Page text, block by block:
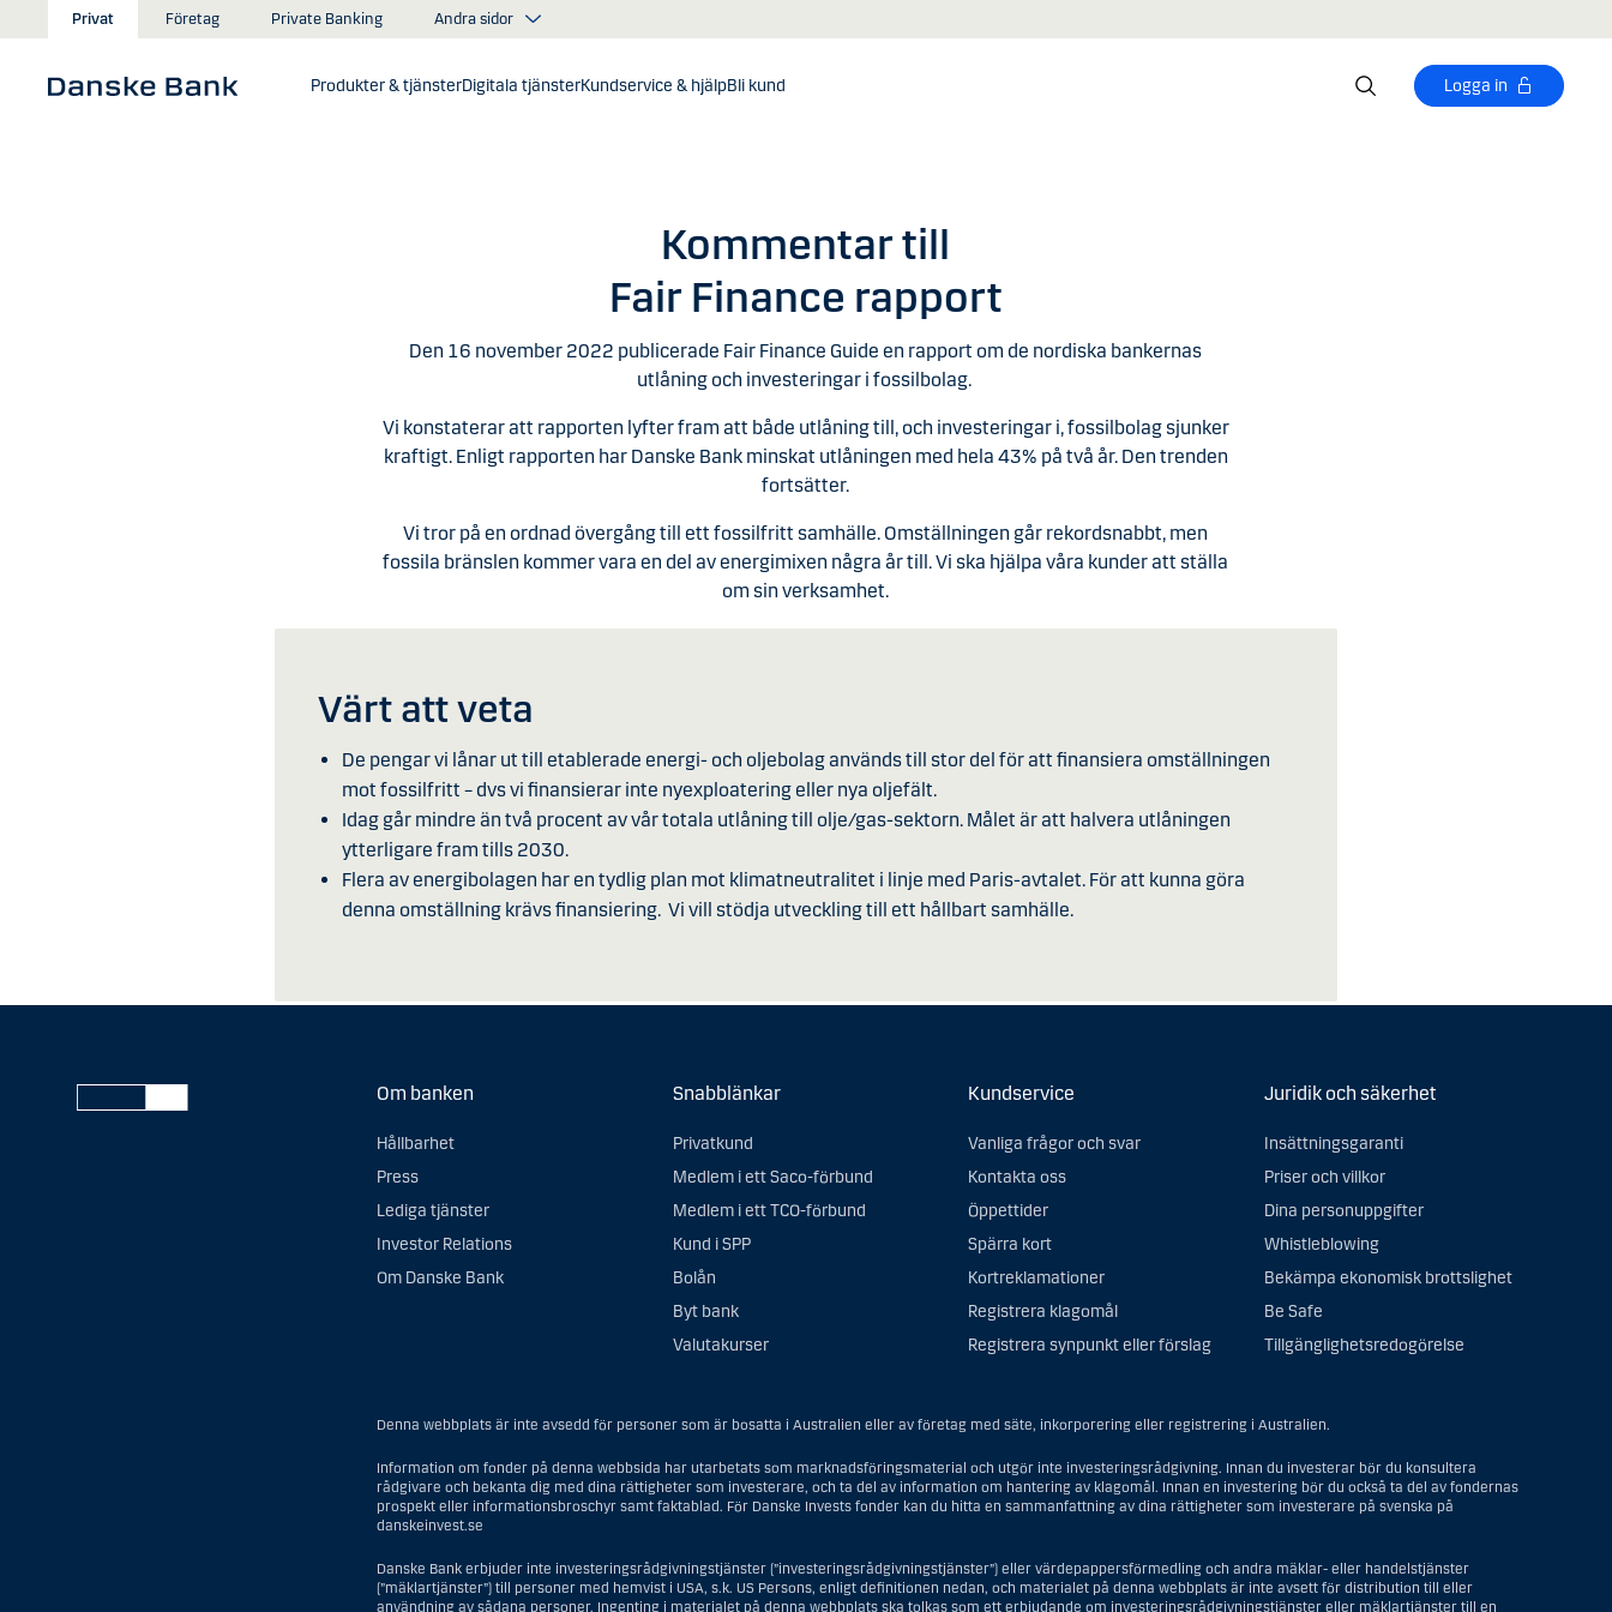
Gå till huvudinnehåll
Privat Företag Private Banking Andra sidor
Produkter & tjänsterDigitala tjänsterKundservice & hjälpBli kund Logga in
Kommentar till
Fair Finance rapport
Den 16 november 2022 publicerade Fair Finance Guide en rapport om de nordiska bankernas
utlåning och investeringar i fossilbolag.
Vi konstaterar att rapporten lyfter fram att både utlåning till, och investeringar i, fossilbolag sjunker
kraftigt. Enligt rapporten har Danske Bank minskat utlåningen med hela 43% på två år. Den trenden
fortsätter.
Vi tror på en ordnad övergång till ett fossilfritt samhälle. Omställningen går rekordsnabbt, men
fossila bränslen kommer vara en del av energimixen några år till. Vi ska hjälpa våra kunder att ställa
om sin verksamhet.
Värt att veta
De pengar vi lånar ut till etablerade energi- och oljebolag används till stor del för att finansiera omställningen
mot fossilfritt – dvs vi finansierar inte nyexploatering eller nya oljefält.
Idag går mindre än två procent av vår totala utlåning till olje/gas-sektorn. Målet är att halvera utlåningen
ytterligare fram tills 2030.
Flera av energibolagen har en tydlig plan mot klimatneutralitet i linje med Paris-avtalet. För att kunna göra
denna omställning krävs finansiering. Vi vill stödja utveckling till ett hållbart samhälle.
Om banken
Hållbarhet
Press
Lediga tjänster
Investor Relations
Om Danske Bank
Snabblänkar
Privatkund
Medlem i ett Saco-förbund
Medlem i ett TCO-förbund
Kund i SPP
Bolån
Byt bank
Valutakurser
Kundservice
Vanliga frågor och svar
Kontakta oss
Öppettider
Spärra kort
Kortreklamationer
Registrera klagomål
Registrera synpunkt eller förslag
Juridik och säkerhet
Insättningsgaranti
Priser och villkor
Dina personuppgifter
Whistleblowing
Bekämpa ekonomisk brottslighet
Be Safe
Tillgänglighetsredogörelse
Denna webbplats är inte avsedd för personer som är bosatta i Australien eller av företag med säte, inkorporering eller registrering i Australien.
Information om fonder på denna webbsida har utarbetats som marknadsföringsmaterial och utgör inte investeringsrådgivning. Innan du investerar bör du konsultera
rådgivare och bekanta dig med dina rättigheter som investerare, och ta del av information om hantering av klagomål. Innan en investering bör du också ta del av fondernas
prospekt eller informationsbroschyr samt faktablad. För Danske Invests fonder kan du hitta en sammanfattning av dina rättigheter som investerare på svenska på
danskeinvest.se
Danske Bank erbjuder inte investeringsrådgivningstjänster (”investeringsrådgivningstjänster”) eller värdepappersförmedling och andra mäklar- eller handelstjänster
(”mäklartjänster”) till personer med hemvist i USA, s.k. US Persons, enligt definitionen nedan, och materialet på denna webbplats är inte avsett för distribution till eller
användning av sådana personer. Ingenting i materialet på denna webbplats ska tolkas som ett erbjudande om investeringsrådgivningstjänster eller mäklartjänster till en